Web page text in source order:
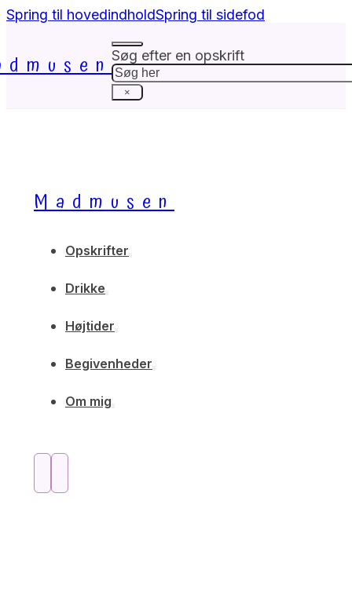
Spring til hovedindholdSpring til sidefod
Søg efter en opskrift
Søg
×
Madmusen
Opskrifter
Drikke
Højtider
Begivenheder
Om mig